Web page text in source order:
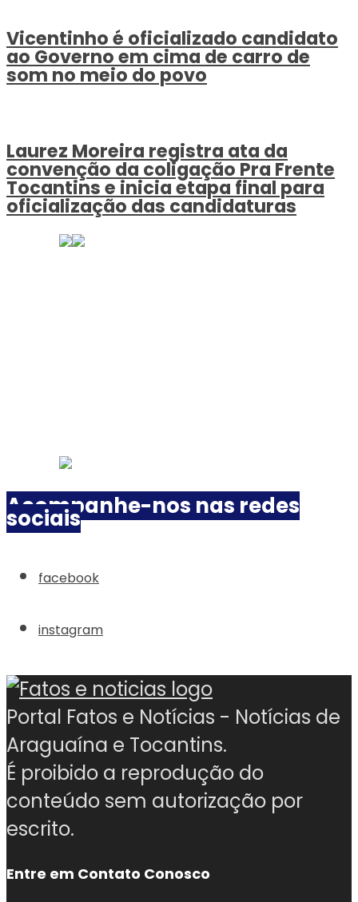
Vicentinho é oficializado candidato
ao Governo em cima de carro de
som no meio do povo
Laurez Moreira registra ata da
convenção da coligação Pra Frente
Tocantins e inicia etapa final para
oficialização das candidaturas
Acompanhe-nos nas redes
sociais
facebook
instagram
Portal Fatos e Notícias - Notícias de
Araguaína e Tocantins.
É proibido a reprodução do
conteúdo sem autorização por
escrito.
Entre em Contato Conosco